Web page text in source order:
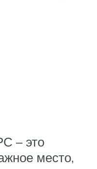
– это
место,